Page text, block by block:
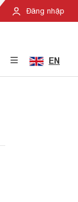
Đăng nhập
EN